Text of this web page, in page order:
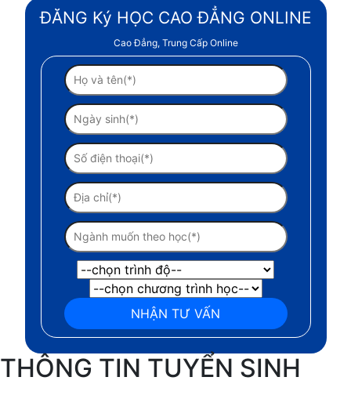
ĐĂNG Ký HỌC CAO ĐẲNG ONLINE
Cao Đẳng, Trung Cấp Online
THÔNG TIN TUYỂN SINH